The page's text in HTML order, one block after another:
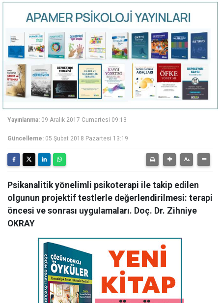
Yayınlanma: 09 Aralık 2017 Cumartesi 09:13
Güncelleme: 05 Şubat 2018 Pazartesi 13:19
Psikanalitik yönelimli psikoterapi ile takip edilen
olgunun projektif testlerle değerlendirilmesi: terapi
öncesi ve sonrası uygulamaları. Doç. Dr. Zihniye
OKRAY